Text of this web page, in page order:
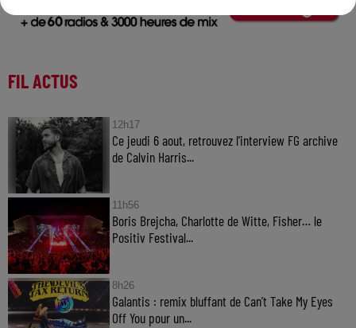
FIL ACTUS
12h17
Ce jeudi 6 aout, retrouvez l'interview FG archive
de Calvin Harris...
11h56
Boris Brejcha, Charlotte de Witte, Fisher… le
Positiv Festival...
8h26
Galantis : remix bluffant de Can’t Take My Eyes
Off You pour un...